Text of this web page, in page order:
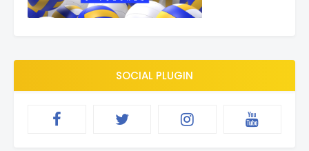
SOCIAL PLUGIN